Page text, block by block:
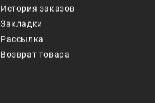
История заказов
Закладки
Рассылка
Возврат товара